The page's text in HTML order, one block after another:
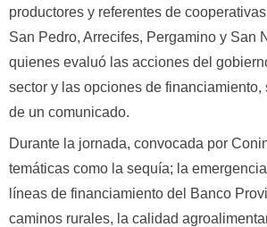
productores y referentes de
San Pedro, Arrecifes, Pergamino y San
quienes evaluó las acciones del
sector y las opciones de financiamiento,
de un comunicado.
Durante la jornada, convocada por
temáticas como la sequía; la
líneas de financiamiento del Banco
caminos rurales, la calidad